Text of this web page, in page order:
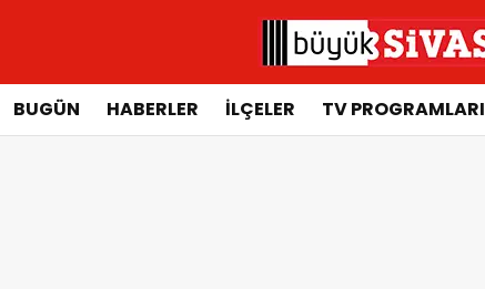
BUGÜN HABERLER İLÇELER TV PROGRAMLARI